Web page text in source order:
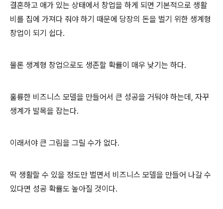
결혼하고 애가 있는 상태에서 창업을 하게 되면 기본적으로 생활
비를 집에 가져다 줘야 하기 때문에 당장의 돈을 벌기 위한 생계형
창업이 되기 쉽다.
물론 생계형 창업으로도 생존할 확률이 매우 낮기는 하다.
훌륭한 비즈니스 모델을 만들어서 큰 성공을 거둬야 하는데, 자꾸
생계가 발목을 잡는다.
이래서야 큰 그림을 그릴 수가 없다.
딱 생활할 수 있을 정도만 벌면서 비즈니스 모델을 만들어 나갈 수
있다면 성공 확률도 높아질 것이다.